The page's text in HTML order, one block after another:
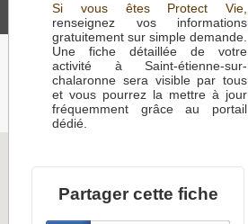
Si vous êtes Protect Vie,
renseignez vos informations
gratuitement sur simple demande.
Une fiche détaillée de votre
activité à Saint-étienne-sur-
chalaronne sera visible par tous
et vous pourrez la mettre à jour
fréquemment grâce au portail
dédié.
Partager cette fiche